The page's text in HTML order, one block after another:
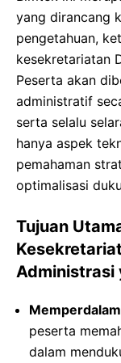
yang dirancang
pengetahuan,
kesekretariatan
Peserta akan
administratif
serta selalu
hanya aspek
pemahaman
optimalisasi
Tujuan
Administrasi
peserta
dalam